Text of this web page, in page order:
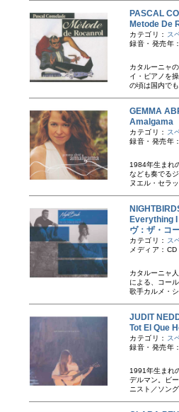
PASCAL
Metode De
カテゴリ： ス
録音・発売年
カタルーニャ
イ・ピアノを
の頃は国内で
GEMMA
Amalgama
カテゴリ： ス
録音・発売年
1984年生まれ
なども奏でる
ヌエル・セラ
Everything
ヴ：ザ・コ
カテゴリ： ス
メディア：CD
カタルーニャ
による、コー
歌手カルメ・
JUDIT
Tot El Que
カテゴリ： ス
録音・発売年
1991年生まれ
デルマン。ビ
ニスト／ソン